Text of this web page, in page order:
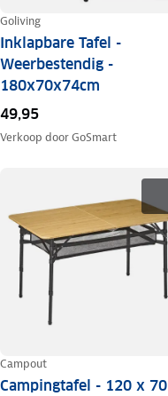
Goliving
Inklapbare Tafel -
Weerbestendig -
180x70x74cm
49,95
Verkoop doorGoSmart
Campout
Campingtafel - 120 x 70